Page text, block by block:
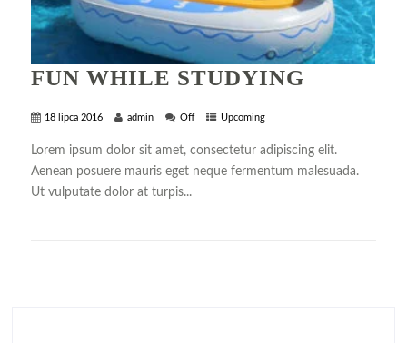
FUN WHILE STUDYING
18 lipca 2016 admin Off Upcoming
Lorem ipsum dolor sit amet, consectetur adipiscing elit.
Aenean posuere mauris eget neque fermentum malesuada.
Ut vulputate dolor at turpis...